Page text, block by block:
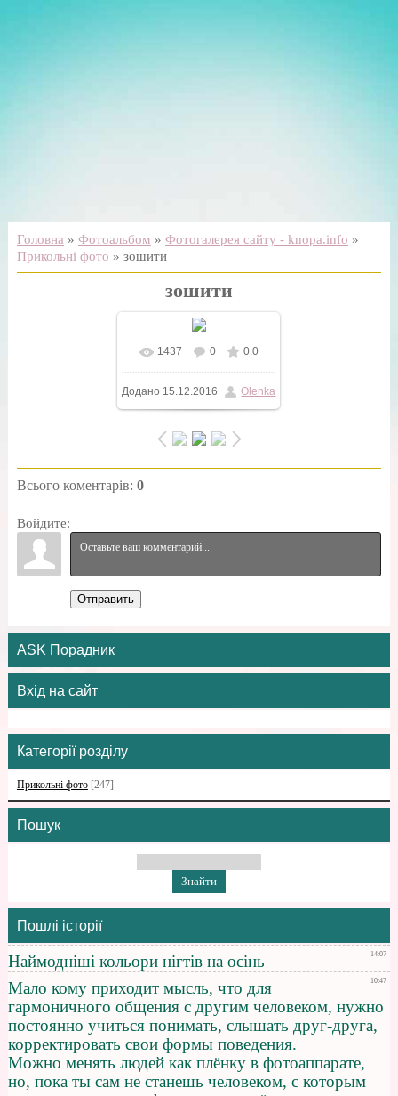
Головна » Фотоальбом » Фотогалерея сайту - knopa.info »
Прикольні фото » зошити
зошити
У реальному розмірі
600x900/ 73.9Kb
1437 0 0.0
Додано 15.12.2016 Olenka
Всього коментарів: 0
Войдите:
Отправить
ASK Порадник
Вхід на сайт
Категорії розділу
Прикольні фото [247]
Пошук
Пошлі історії